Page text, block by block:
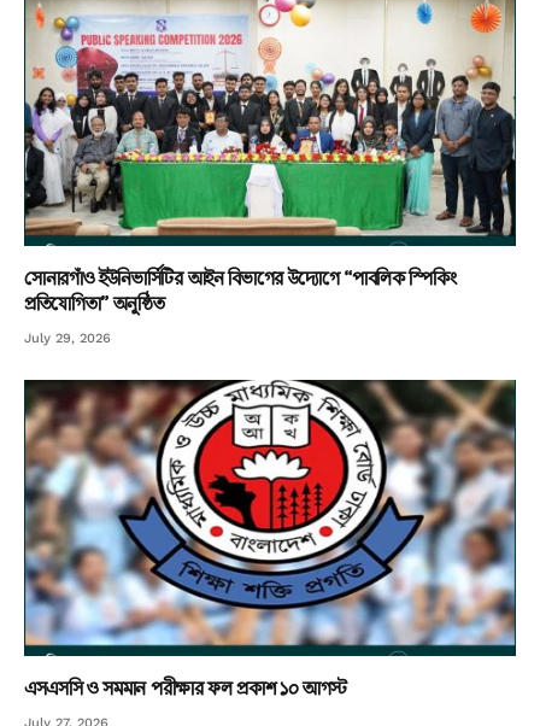
সোনারগাঁও ইউনিভার্সিটির আইন বিভাগের উদ্যোগে “পাবলিক স্পিকিং
প্রতিযোগিতা” অনুষ্ঠিত
July 29, 2026
এসএসসি ও সমমান পরীক্ষার ফল প্রকাশ ১০ আগস্ট